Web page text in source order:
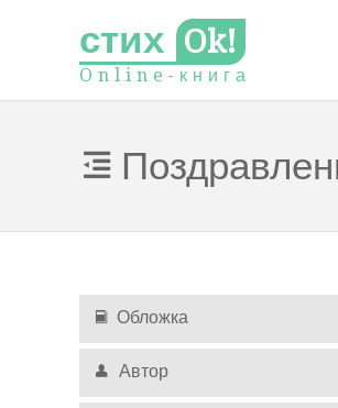
стих Ok!
O n l i n e - к н и г а
Обложка
Автор